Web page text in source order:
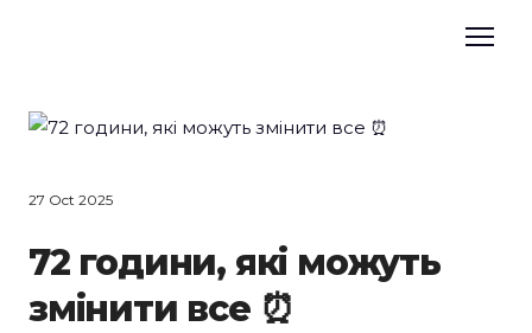
27 Oct 2025
72 години, які можуть
змінити все ⏰